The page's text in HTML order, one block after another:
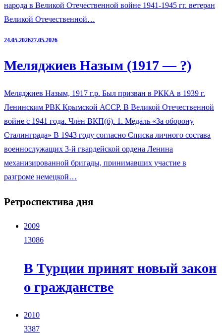
народа в Великой Отечественной войне 1941-1945 гг. ветеран
Великой Отечественной…
24.05.202627.05.2026
Меляджиев Назым (1917 — ?)
Меляджиев Назым, 1917 г.р. Был призван в РККА в 1939 г.
Ленинским РВК Крымской АССР. В Великой Отечественной
войне с 1941 года. Член ВКП(б). 1. Медаль «За оборону
Сталинграда» В 1943 году согласно Списка личного состава
военнослужащих 3-й гвардейской ордена Ленина
механизированной бригады, принимавших участие в
разгроме немецкой…
Ретроспектива дня
2009
13086
В Турции принят новый закон
о гражданстве
2010
3387